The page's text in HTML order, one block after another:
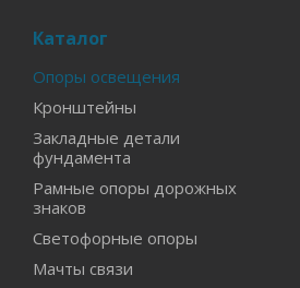
Каталог
Опоры освещения
Кронштейны
Закладные детали
фундамента
Рамные опоры дорожных
знаков
Светофорные опоры
Мачты связи